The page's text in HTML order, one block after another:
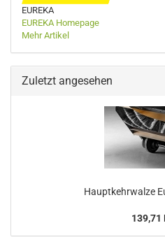
EUREKA
EUREKA Homepage
Mehr Artikel
Zuletzt angesehen
Hauptkehrwalze
139,71